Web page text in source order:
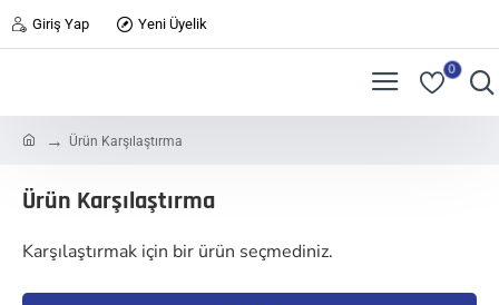
Giriş Yap Yeni Üyelik
0
e
Ürün Karşılaştırma
Ürün Karşılaştırma
Karşılaştırmak için bir ürün seçmediniz.